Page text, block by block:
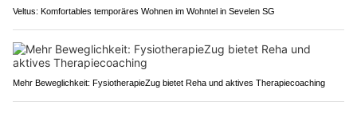
Veltus: Komfortables temporäres Wohnen im Wohntel in Sevelen SG
Mehr Beweglichkeit: FysiotherapieZug bietet Reha und aktives Therapiecoaching